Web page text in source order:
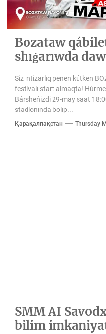
Bozataw
shıǵarıwda
Siz intizarlıq penen kútken
festivalı start almaqta!
Bársheńizdi 29-may saat
stadionında bolıp...
Қарақалпақстан Thursday
SMM AI
bilim